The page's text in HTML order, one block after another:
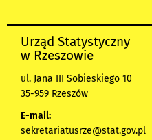
Urząd Statystyczny
w Rzeszowie
ul. Jana III Sobieskiego 10
35-959 Rzeszów
E-mail:
sekretariatusrze@stat.gov.pl